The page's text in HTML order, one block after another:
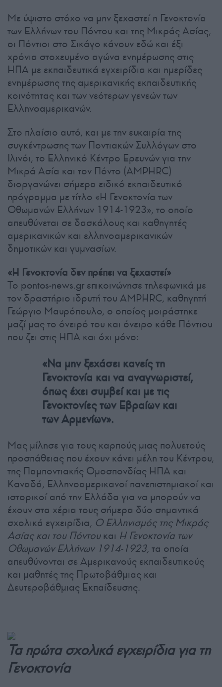
Με ύψιστο στόχο να μην ξεχαστεί η Γενοκτονία
των Ελλήνων του Πόντου και της Μικράς Ασίας,
οι Πόντιοι στο Σικάγο κάνουν εδώ και έξι
χρόνια στοχευμένο αγώνα ενημέρωσης στις
ΗΠΑ με εκπαιδευτικά εγχειρίδια και ημερίδες
ενημέρωσης της αμερικανικής εκπαιδευτικής
κοινότητας και των νεότερων γενεών των
Ελληνοαμερικανών.
Στο πλαίσιο αυτό, και με την ευκαιρία της
συγκέντρωσης των Ποντιακών Συλλόγων στο
Ιλινόι, το Ελληνικό Κέντρο Ερευνών για την
Μικρά Ασία και τον Πόντο (AMPHRC)
διοργανώνει σήμερα ειδικό εκπαιδευτικό
πρόγραμμα με τίτλο «Η Γενοκτονία των
Οθωμανών Ελλήνων 1914-1923», το οποίο
απευθύνεται σε δασκάλους και καθηγητές
αμερικανικών και ελληνοαμερικανικών
δημοτικών και γυμνασίων.
«Η Γενοκτονία δεν πρέπει να ξεχαστεί»
Το pontos-news.gr επικοινώνησε τηλεφωνικά με
τον δραστήριο ιδρυτή του AMPHRC, καθηγητή
Γεώργιο Μαυρόπουλο, ο οποίος μοιράστηκε
μαζί μας το όνειρό του και όνειρο κάθε Πόντιου
που ζει στις ΗΠΑ και όχι μόνο:
«Να μην ξεχάσει κανείς τη
Γενοκτονία και να αναγνωριστεί,
όπως έχει συμβεί και με τις
Γενοκτονίες των Εβραίων και
των Αρμενίων».
Μας μίλησε για τους καρπούς μιας πολυετούς
προσπάθειας που έχουν κάνει μέλη του Κέντρου,
της Παμποντιακής Ομοσπονδίας ΗΠΑ και
Καναδά, Ελληνοαμερικανοί πανεπιστημιακοί και
ιστορικοί από την Ελλάδα για να μπορούν να
έχουν στα χέρια τους σήμερα δύο σημαντικά
σχολικά εγχειρίδια, Ο Ελληνισμός της Μικράς
Ασίας και του Πόντουκαι Η Γενοκτονία των
Οθωμανών Ελλήνων 1914-1923, τα οποία
απευθύνονται σε Αμερικανούς εκπαιδευτικούς
και μαθητές της Πρωτοβάθμιας και
Δευτεροβάθμιας Εκπαίδευσης.
Τα πρώτα σχολικά εγχειρίδια για τη
Γενοκτονία